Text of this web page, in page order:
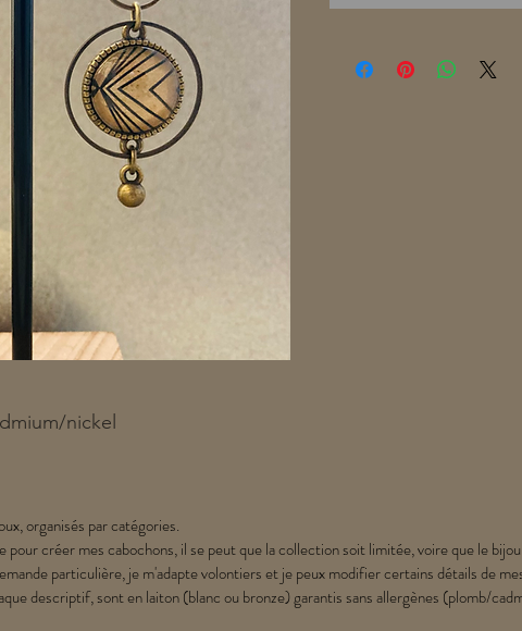
nickel
organisés par catégories.
pour créer mes cabochons, il se peut que la collection soit limitée, voire que le
particulière, je m'adapte volontiers et je peux modifier certains détails de
descriptif, sont en laiton (blanc ou bronze) garantis sans allergènes (plomb/